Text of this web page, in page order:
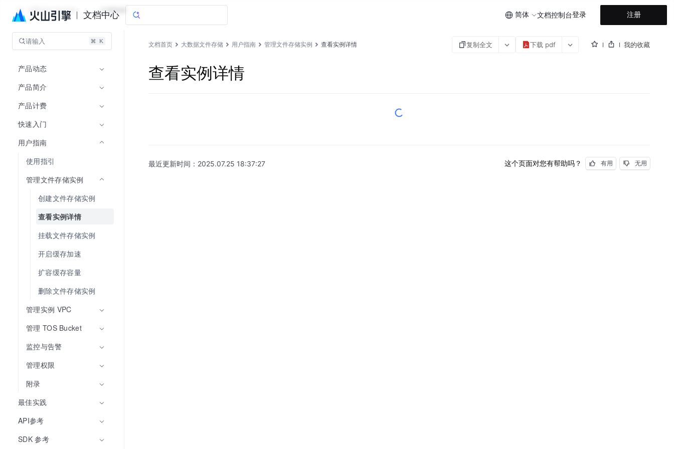
文档中心 简体 文档控制台登录 注册
大数据文件存储 文档指南
请输入
产品动态
产品简介
产品计费
快速入门
用户指南
使用指引
管理文件存储实例
创建文件存储实例
查看实例详情
挂载文件存储实例
开启缓存加速
扩容缓存容量
删除文件存储实例
管理实例 VPC
管理 TOS Bucket
监控与告警
管理权限
附录
最佳实践
API参考
SDK 参考
文档首页 大数据文件存储 用户指南 管理文件存储实例 查看实例详情 复制全文 下载 pdf 我的收藏
查看实例详情
最近更新时间： 2025.07.25 18:37:27 这个页面对您有帮助吗？ 有用 无用